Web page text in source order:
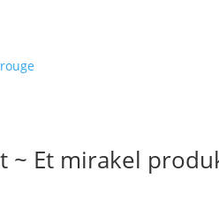
~ Et mirakel